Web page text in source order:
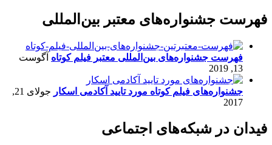
فهرست جشنواره‌های معتبر بین‌المللی
فهرست جشنواره‌های بین‌المللی معتبر فیلم کوتاه آگوست
13, 2019
جشنواره‌های فیلم کوتاه مورد تایید آکادمی اسکار
جولای 21,
2017
فیدان در شبکه‌های اجتماعی